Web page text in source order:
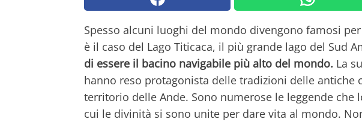
Spesso alcuni luoghi del mondo divengono famosi
è il caso del Lago Titicaca, il più grande lago del Sud
di essere il bacino navigabile più alto del mondo. La
hanno reso protagonista delle tradizioni delle antiche
territorio delle Ande. Sono numerose le leggende
cui le divinità si sono unite per dare vita al mondo.